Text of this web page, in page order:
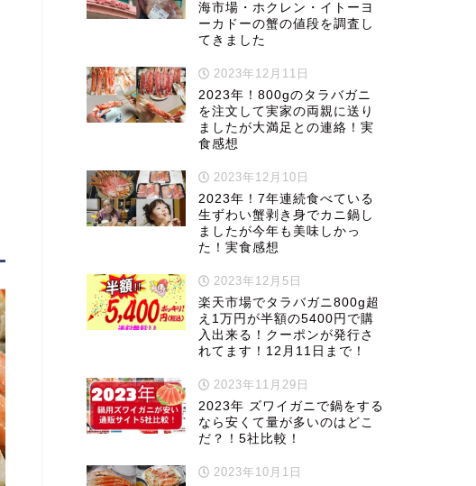
海市場・ホクレン・イトーヨ
ーカドーの蟹の値段を調査し
てきました
2023年12月11日
2023年！800gのタラバガニ
を注文して実家の両親に送り
ましたが大満足との連絡！実
食感想
2023年12月10日
2023年！7年連続食べている
生ずわい蟹剥き身でカニ鍋し
ましたが今年も美味しかっ
た！実食感想
2023年12月5日
楽天市場でタラバガニ800g超
え1万円が半額の5400円で購
入出来る！クーポンが発行さ
れてます！12月11日まで！
2023年11月29日
2023年 ズワイガニで鍋をする
なら安くて量が多いのはどこ
だ？！5社比較！
2023年10月1日